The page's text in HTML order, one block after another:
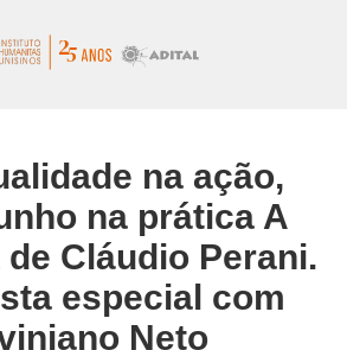
na ação,
na prática A
Cláudio Perani.
especial com
Neto